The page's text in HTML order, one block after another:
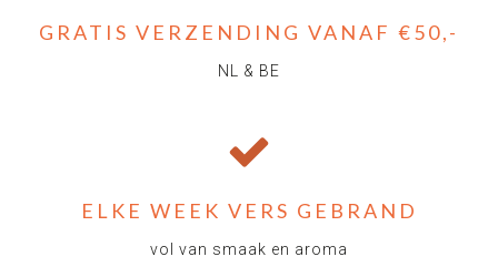
GRATIS VERZENDING VANAF €50,-
NL & BE
ELKE WEEK VERS GEBRAND
vol van smaak en aroma